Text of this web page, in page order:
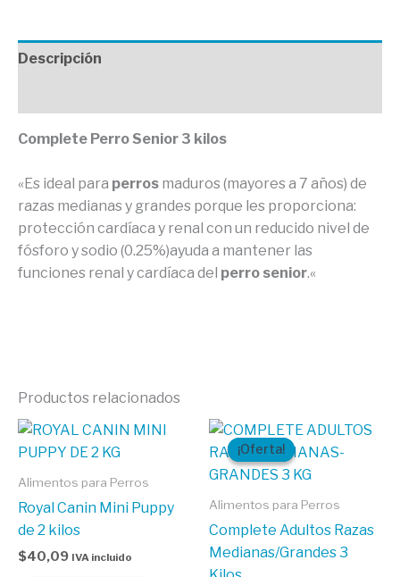
Descripción
Complete Perro Senior 3 kilos
«Es ideal para perros maduros (mayores a 7 años) de
razas medianas y grandes porque les proporciona:
protección cardíaca y renal con un reducido nivel de
fósforo y sodio (0.25%)ayuda a mantener las
funciones renal y cardíaca del perro senior.«
Productos relacionados
Alimentos para Perros
Royal Canin Mini Puppy
de 2 kilos
$40,09 IVA incluido
¡Oferta!
¡Oferta!
Alimentos para Perros
Complete Adultos Razas
Medianas/Grandes 3
El
precio
original
era:
El
actual
es: